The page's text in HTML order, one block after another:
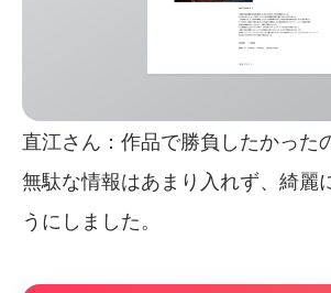
直江さん：作品で勝負したかった
無駄な情報はあまり入れず、綺麗
うにしました。